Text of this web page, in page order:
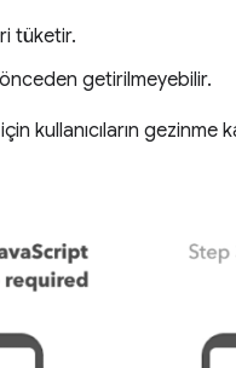
tüketir.
getirilmeyebilir.
gezinme